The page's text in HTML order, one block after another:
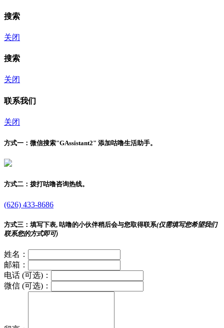
搜索
关闭
搜索
关闭
联系我们
关闭
方式一： 微信搜索"GAssistant2" 添加咕噜生活助手。
方式二： 拨打咕噜咨询热线。
(626) 433-8686
方式三： 填写下表, 咕噜的小伙伴稍后会与您取得联系(仅需填写您希望我们
联系您的方式即可)
姓名：
邮箱：
电话 (可选)：
微信 (可选)：